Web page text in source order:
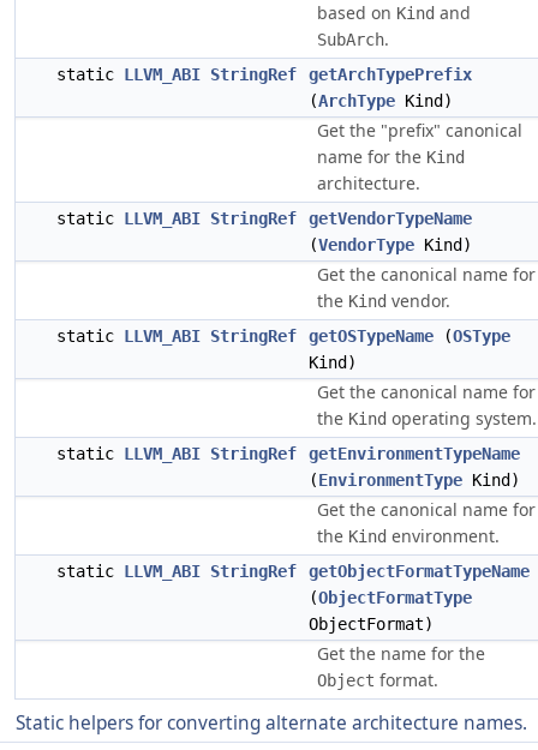
based on Kind and
SubArch.
static LLVM_ABI StringRef
getArchTypePrefix
(ArchType Kind)
Get the "prefix" canonical
name for the Kind
architecture.
static LLVM_ABI StringRef
getVendorTypeName
(VendorType Kind)
Get the canonical name for
the Kind vendor.
static LLVM_ABI StringRef getOSTypeName (OSType
Kind)
Get the canonical name for
the Kind operating system.
static LLVM_ABI StringRef
getEnvironmentTypeName
(EnvironmentType Kind)
Get the canonical name for
the Kind environment.
static LLVM_ABI StringRef
getObjectFormatTypeName
(ObjectFormatType
ObjectFormat)
Get the name for the
Object format.
Static helpers for converting alternate architecture names.